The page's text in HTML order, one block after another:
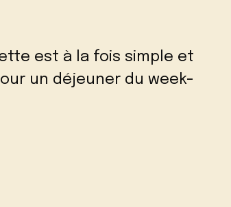
est à la fois simple et
un déjeuner du week-